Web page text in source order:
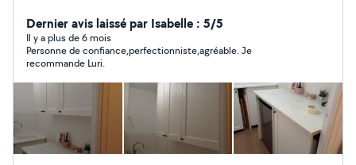
Dernier avis laissé par Isabelle : 5/5
Il y a plus de 6 mois
Personne de confiance,perfectionniste,agréable. Je
recommande Luri.